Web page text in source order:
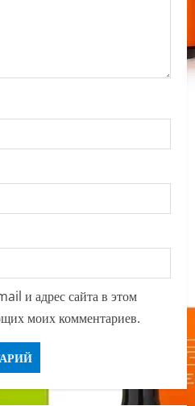
и адрес сайта в этом
моих комментариев.